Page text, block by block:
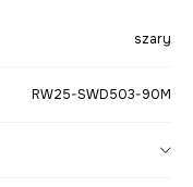
szary
RW25-SWD503-90M